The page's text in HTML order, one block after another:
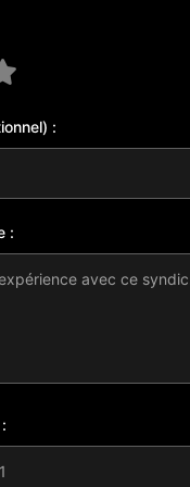
:
: